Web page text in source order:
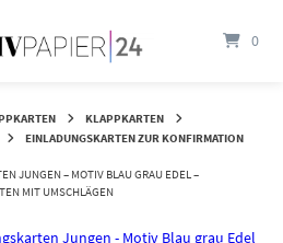
0
KLAPPKARTEN
EINLADUNGSKARTEN ZUR KONFIRMATION
JUNGEN – MOTIV BLAU GRAU EDEL –
MIT UMSCHLÄGEN